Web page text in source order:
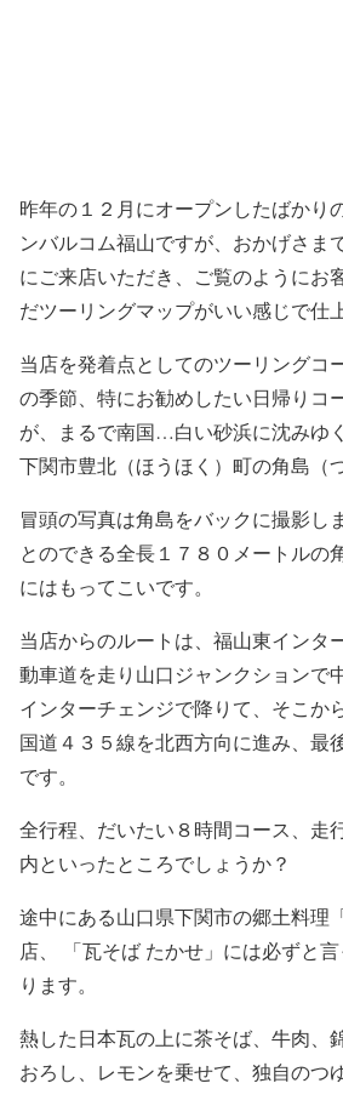
昨年の１２月にオープンしたばかり
ンバルコム福山ですが、おかげさま
にご来店いただき、ご覧のようにお
だツーリングマップがいい感じで仕
当店を発着点としてのツーリングコ
の季節、特にお勧めしたい日帰りコ
が、まるで南国…白い砂浜に沈みゆ
下関市豊北（ほうほく）町の角島（
冒頭の写真は角島をバックに撮影し
とのできる全長１７８０メートルの
にはもってこいです。
当店からのルートは、福山東インタ
動車道を走り山口ジャンクションで
インターチェンジで降りて、そこか
国道４３５線を北西方向に進み、最
です。
全行程、だいたい８時間コース、走
内といったところでしょうか？
途中にある山口県下関市の郷土料理
店、 「瓦そば たかせ」には必ずと
ります。
熱した日本瓦の上に茶そば、牛肉、
おろし、レモンを乗せて、独自のつ